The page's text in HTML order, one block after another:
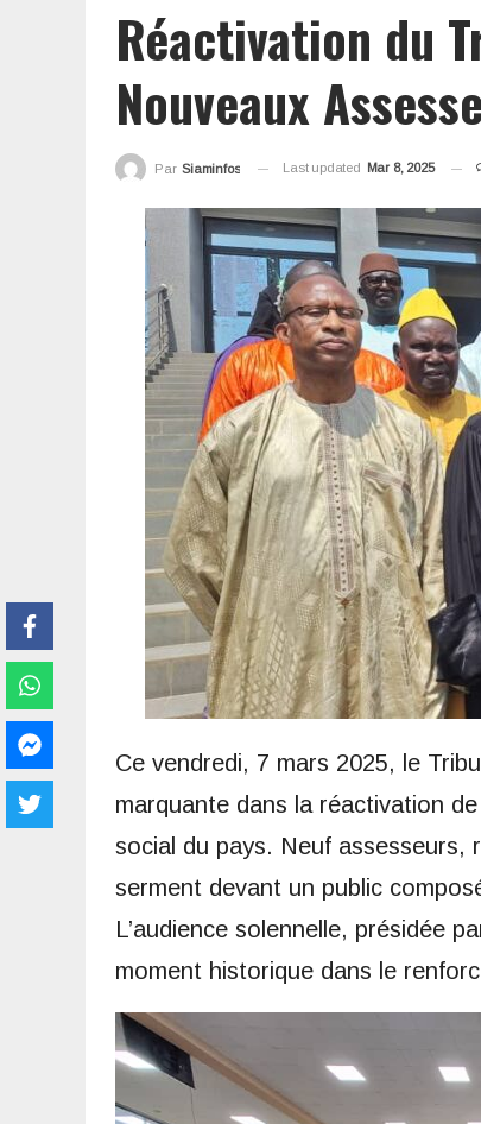
Réactivation du
Nouveaux
Par Siaminfos Last updated Mar 8, 2025
Ce vendredi, 7 mars 2025, le
marquante dans la réactivation
social du pays. Neuf assesseurs,
serment devant un public
L’audience solennelle, présidée
moment historique dans le